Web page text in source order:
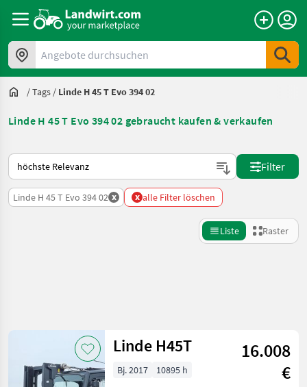
Angebote durchsuchen
/Tags / Linde H 45 T Evo 394 02
Linde H 45 T Evo 394 02 gebraucht kaufen & verkaufen
So wird auf Landwirt.com sortiert
Filter
Linde H 45 T Evo 394 02 x x alle Filter löschen
Liste Raster
Kategorie 2 Land Filter
Linde H45T
16.008
€
Bj. 2017 10895 h